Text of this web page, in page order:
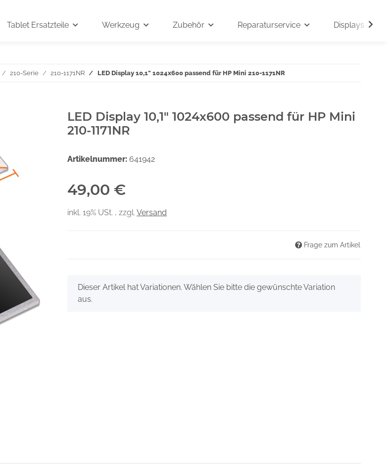
Tablet Ersatzteile Werkzeug Zubehör Reparaturservice Displays auf
210-Serie 210-1171NR LED Display 10,1" 1024x600 passend für HP Mini 210-1171NR
LED Display 10,1" 1024x600 passend für HP Mini
210-1171NR
Artikelnummer: 641942
49,00 €
inkl. 19% USt. , zzgl. Versand
Frage zum Artikel
xDieser Artikel hat Variationen. Wählen Sie bitte die gewünschte Variation
aus.